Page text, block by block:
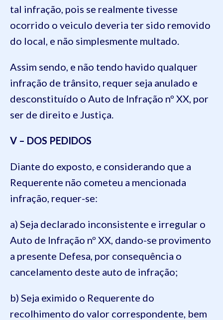
tal infração, pois se realmente tivesse
ocorrido o veiculo deveria ter sido removido
do local, e não simplesmente multado.
Assim sendo, e não tendo havido qualquer
infração de trânsito, requer seja anulado e
desconstituído o Auto de Infração nº XX, por
ser de direito e Justiça.
V – DOS PEDIDOS
Diante do exposto, e considerando que a
Requerente não cometeu a mencionada
infração, requer-se:
a) Seja declarado inconsistente e irregular o
Auto de Infração nº XX, dando-se provimento
a presente Defesa, por consequência o
cancelamento deste auto de infração;
b) Seja eximido o Requerente do
recolhimento do valor correspondente, bem